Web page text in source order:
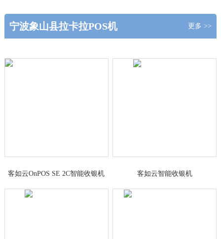
宁波象山县拉卡拉POS机 更多 >>
客如云OnPOS SE 2C智能收银机 客如云智能收银机